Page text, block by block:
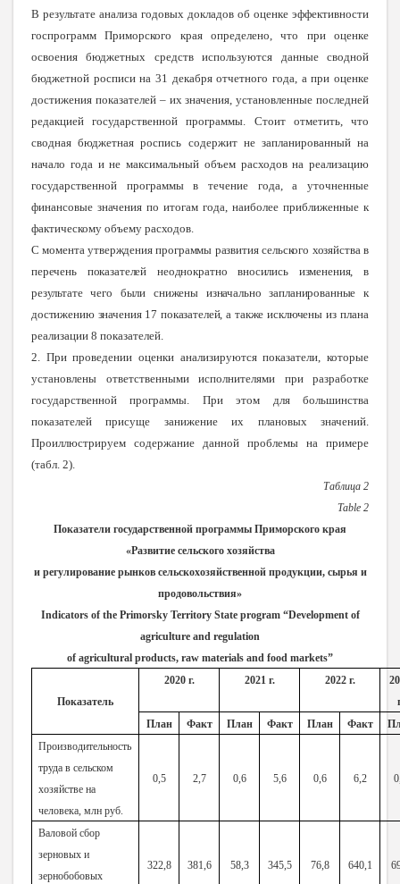
В результате анализа годовых докладов об оценке эффективности
госпрограмм Приморского края определено, что при оценке
освоения бюджетных средств используются данные сводной
бюджетной росписи на 31 декабря отчетного года, а при оценке
достижения показателей – их значения, установленные последней
редакцией государственной программы. Стоит отметить, что
сводная бюджетная роспись содержит не запланированный на
начало года и не максимальный объем расходов на реализацию
государственной программы в течение года, а уточненные
финансовые значения по итогам года, наиболее приближенные к
фактическому объему расходов.
С момента утверждения программы развития сельского хозяйства в
перечень показателей неоднократно вносились изменения, в
результате чего были снижены изначально запланированные к
достижению значения 17 показателей, а также исключеныиз плана
реализации 8 показателей.
2. При проведении оценки анализируются показатели, которые
установлены ответственными исполнителями при разработке
государственной программы. При этом для большинства
показателей присуще занижение их плановых значений.
Проиллюстрируем содержание данной проблемы на примере
(табл. 2).
Таблица 2
Table 2
Показатели государственной программы Приморского края
«Развитие сельского хозяйства
и регулирование рынков сельскохозяйственной продукции, сырья и
продовольствия»
Indicators of the Primorsky Territory State program “Development of
agriculture and regulation
of agricultural products, raw materials and food markets”
Показатель
2020 г. 2021 г. 2022 г.
План
Факт План Факт План Факт
Производительность
труда в сельском
хозяйстве на
человека, млн руб.
0,5 2,7 0,6 5,6 0,6 6,2
Валовой сбор
зерновых и
зернобобовых
322,8 381,6 58,3 345,5 76,8 640,1